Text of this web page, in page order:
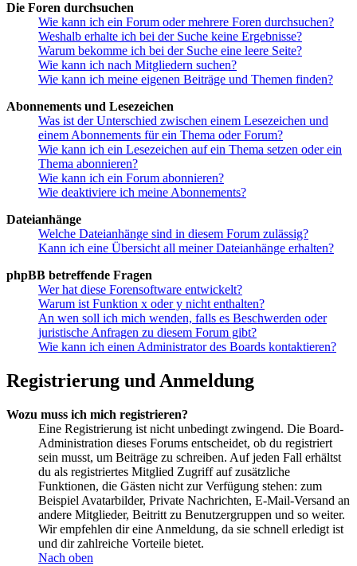
Die Foren durchsuchen
Wie kann ich ein Forum oder mehrere Foren durchsuchen?
Weshalb erhalte ich bei der Suche keine Ergebnisse?
Warum bekomme ich bei der Suche eine leere Seite?
Wie kann ich nach Mitgliedern suchen?
Wie kann ich meine eigenen Beiträge und Themen finden?
Abonnements und Lesezeichen
Was ist der Unterschied zwischen einem Lesezeichen und
einem Abonnements für ein Thema oder Forum?
Wie kann ich ein Lesezeichen auf ein Thema setzen oder ein
Thema abonnieren?
Wie kann ich ein Forum abonnieren?
Wie deaktiviere ich meine Abonnements?
Dateianhänge
Welche Dateianhänge sind in diesem Forum zulässig?
Kann ich eine Übersicht all meiner Dateianhänge erhalten?
phpBB betreffende Fragen
Wer hat diese Forensoftware entwickelt?
Warum ist Funktion x oder y nicht enthalten?
An wen soll ich mich wenden, falls es Beschwerden oder
juristische Anfragen zu diesem Forum gibt?
Wie kann ich einen Administrator des Boards kontaktieren?
Registrierung und Anmeldung
Wozu muss ich mich registrieren?
Eine Registrierung ist nicht unbedingt zwingend. Die Board-
Administration dieses Forums entscheidet, ob du registriert
sein musst, um Beiträge zu schreiben. Auf jeden Fall erhältst
du als registriertes Mitglied Zugriff auf zusätzliche
Funktionen, die Gästen nicht zur Verfügung stehen: zum
Beispiel Avatarbilder, Private Nachrichten, E-Mail-Versand an
andere Mitglieder, Beitritt zu Benutzergruppen und so weiter.
Wir empfehlen dir eine Anmeldung, da sie schnell erledigt ist
und dir zahlreiche Vorteile bietet.
Nach oben